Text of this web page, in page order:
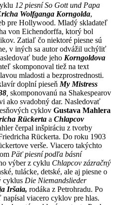
12 piesní So Gott und Papa
Wolfganga Korngolda,
pre Hollywood. Mladý skladateľ
von Eichendorffa, ktorý bol
Zatiaľ čo niektoré piesne sú
v iných sa autor odvážil uchýliť
bude jeho Korngoldova
skomponoval tiež na text
mladosti a bezprostrednosti.
doplní pieseň My Mistress
skomponovanú na Shakespearov
ako svadobný dar. Nasledovať
cyklov Gustava Mahlera
Rückerta a Chlapcov
čerpal inšpiráciu z tvorby
Rückerta. Do roku 1903
verše. Viacero takýchto
Päť piesní podľa básní
výber z cyklu Chlapcov zázračný
tulácke, detské, ale aj piesne o
cyklus Die Niemandslieder
Iršaia, rodáka z Petrohradu. Po
viacero cyklov pre hlas.